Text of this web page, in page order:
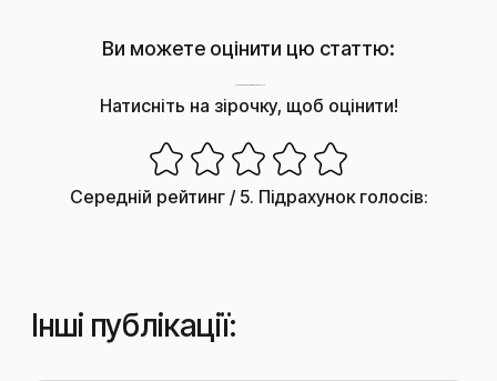
Ви можете оцінити цю статтю:
Натисніть на зірочку, щоб оцінити!
Середній рейтинг / 5. Підрахунок голосів:
Інші публікації: